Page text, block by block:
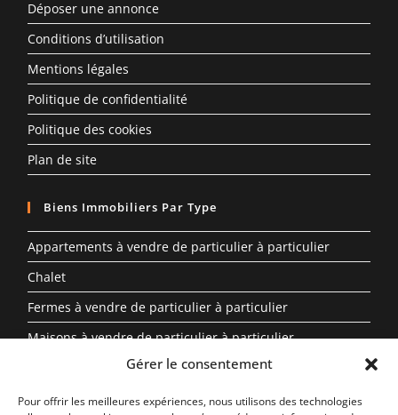
Gérer le consentement
Pour offrir les meilleures expériences, nous utilisons des technologies
Déposer une annonce
Conditions d’utilisation
Mentions légales
Politique de confidentialité
Politique des cookies
Plan de site
Biens Immobiliers Par Type
Appartements à vendre de particulier à particulier
Chalet
Fermes à vendre de particulier à particulier
Maisons à vendre de particulier à particulier
Propriété à vendre en Auvergne-Rhône-Alpes entre